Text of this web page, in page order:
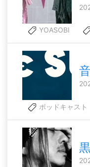
YOASOBI
ポッドキャスト